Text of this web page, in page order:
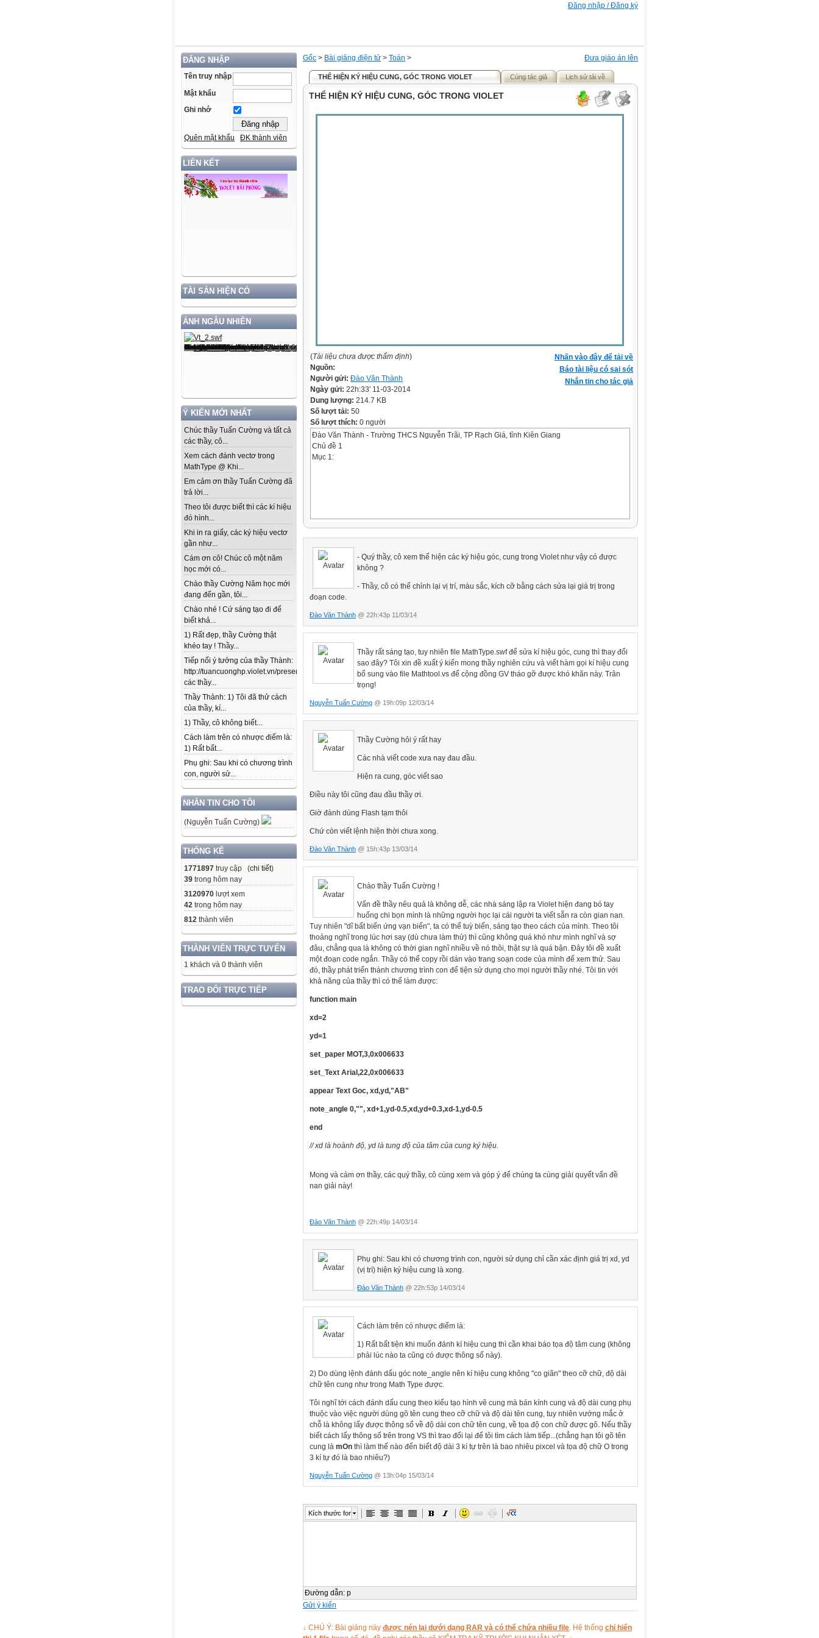
Đăng nhập / Đăng ký
ĐĂNG NHẬP
Tên truy nhập
Mật khẩu
Ghi nhớ
Quên mật khẩu ĐK thành viên
LIÊN KẾT
TÀI SẢN HIỆN CÓ
ẢNH NGẪU NHIÊN
Ý KIẾN MỚI NHẤT
Chúc thầy Tuấn Cường và tất cả
các thầy, cô...
Xem cách đánh vectơ trong
MathType @ Khi...
Em cảm ơn thầy Tuấn Cường đã
trả lời...
Theo tôi được biết thì các kí hiệu
đó hình...
Khi in ra giấy, các ký hiệu vectơ
gần như...
Cám ơn cô! Chúc cô một năm
học mới có...
Chào thầy Cường Năm học mới
đang đến gần, tôi...
Chào nhé ! Cứ sáng tạo đi để
biết khả...
1) Rất đẹp, thầy Cường thật
khéo tay ! Thầy...
Tiếp nối ý tưởng của thầy Thành:
http://tuancuonghp.violet.vn/present/show/entry_id/10207719/cm_id/3030368#3030368,
các thầy...
Thầy Thành: 1) Tôi đã thử cách
của thầy, kí...
1) Thầy, cô không biết...
Cách làm trên có nhược điểm là:
1) Rất bất...
Phụ ghi: Sau khi có chương trình
con, người sử...
NHẮN TIN CHO TÔI
(Nguyễn Tuấn Cường)
THỐNG KÊ
1771897 truy cập (chi tiết)
39 trong hôm nay
3120970 lượt xem
42 trong hôm nay
812 thành viên
THÀNH VIÊN TRỰC TUYẾN
1 khách và 0 thành viên
TRAO ĐỔI TRỰC TIẾP
Đưa giáo án lên
Gốc > Bài giảng điện tử > Toán >
THỂ HIỆN KÝ HIỆU CUNG, GÓC TRONG VIOLET Cùng tác giả Lịch sử tải về
THỂ HIỆN KÝ HIỆU CUNG, GÓC TRONG VIOLET
Nhấn vào đây để tải về
Báo tài liệu có sai sót
Nhắn tin cho tác giả
(Tài liệu chưa được thẩm định)
Nguồn:
Người gửi: Đào Văn Thành
Ngày gửi: 22h:33' 11-03-2014
Dung lượng: 214.7 KB
Số lượt tải: 50
Số lượt thích: 0 người
Đào Văn Thành - Trường THCS Nguyễn Trãi, TP Rạch Giá, tỉnh Kiên Giang
Chủ đề 1
Mục 1:
- Quý thầy, cô xem thể hiện các ký hiệu góc, cung trong Violet như vậy có được
không ?
- Thầy, cô có thể chỉnh lại vị trí, màu sắc, kích cỡ bằng cách sửa lại giá trị trong
đoạn code.
Đào Văn Thành @ 22h:43p 11/03/14
Thầy rất sáng tạo, tuy nhiên file MathType.swf để sửa kí hiệu góc, cung thì thay đổi
sao đây? Tôi xin đề xuất ý kiến mong thầy nghiên cứu và viết hàm gọi kí hiệu cung
bổ sung vào file Mathtool.vs để cộng đồng GV tháo gỡ được khó khăn này. Trân
trọng!
Nguyễn Tuấn Cường @ 19h:09p 12/03/14
Thầy Cường hỏi ý rất hay
Các nhà viết code xưa nay đau đầu.
Hiện ra cung, góc viết sao
Điều này tôi cũng đau đầu thầy ơi.
Giờ đành dùng Flash tạm thôi
Chứ còn viết lệnh hiện thời chưa xong.
Đào Văn Thành @ 15h:43p 13/03/14
Chào thầy Tuấn Cường !
Vấn đề thầy nêu quả là không dễ, các nhà sáng lập ra Violet hiện đang bó tay
huống chi bọn mình là những người học lại cái người ta viết sẵn ra còn gian nan.
Tuy nhiên "dĩ bất biến ứng vạn biến", ta có thể tuỳ biến, sáng tạo theo cách của mình. Theo tôi
thoảng nghĩ trong lúc hơi say (dù chưa làm thử) thì cũng không quá khó như mình nghĩ và sợ
đâu, chẳng qua là không có thời gian nghĩ nhiều về nó thôi, thật sự là quá bận. Đây tôi đề xuất
một đoạn code ngắn. Thầy có thể copy rồi dán vào trang soạn code của mình để xem thử. Sau
đó, thầy phát triển thành chương trình con để tiện sử dụng cho mọi người thầy nhé. Tôi tin với
khả năng của thầy thì có thể làm được:
function main
xd=2
yd=1
set_paper MOT,3,0x006633
set_Text Arial,22,0x006633
appear Text Goc, xd,yd,"AB"
note_angle 0,"", xd+1,yd-0.5,xd,yd+0.3,xd-1,yd-0.5
end
// xd là hoành độ, yd là tung độ của tâm của cung ký hiệu.
Mong và cảm ơn thầy, các quý thầy, cô cùng xem và góp ý để chúng ta cùng giải quyết vấn đề
nan giải này!
Đào Văn Thành @ 22h:49p 14/03/14
Phụ ghi: Sau khi có chương trình con, người sử dụng chỉ cần xác định giá trị xd, yd
(vị trí) hiện ký hiệu cung là xong.
Đào Văn Thành @ 22h:53p 14/03/14
Cách làm trên có nhược điểm là:
1) Rất bất tiện khi muốn đánh kí hiệu cung thì cần khai báo tọa độ tâm cung (không
phải lúc nào ta cũng có được thông số này).
2) Do dùng lệnh đánh dấu góc note_angle nên kí hiệu cung không "co giãn" theo cỡ chữ, độ dài
chữ tên cung như trong Math Type được.
Tôi nghĩ tới cách đánh dấu cung theo kiểu tạo hình vẽ cung mà bán kính cung và độ dài cung phụ
thuộc vào việc người dùng gõ tên cung theo cỡ chữ và độ dài tên cung, tuy nhiên vướng mắc ở
chỗ là không lấy được thông số về độ dài con chữ tên cung, về tọa độ con chữ được gõ. Nếu thầy
biết cách lấy thông số trên trong VS thì trao đổi lại để tôi tìm cách làm tiếp...(chẳng hạn tôi gõ tên
cung là mOn thì làm thế nào đển biết độ dài 3 kí tự trên là bao nhiêu pixcel và tọa độ chữ O trong
3 kí tự đó là bao nhiêu?)
Nguyễn Tuấn Cường @ 13h:04p 15/03/14
Kích thước font
Đường dẫn: p
Gửi ý kiến
↓ CHÚ Ý: Bài giảng này được nén lại dưới dạng RAR và có thể chứa nhiều file . Hệ thống chỉ hiển